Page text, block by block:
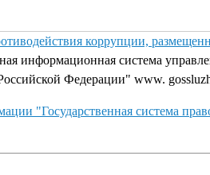
коррупции,
информационная система
Федерации" www.
"Государственная система